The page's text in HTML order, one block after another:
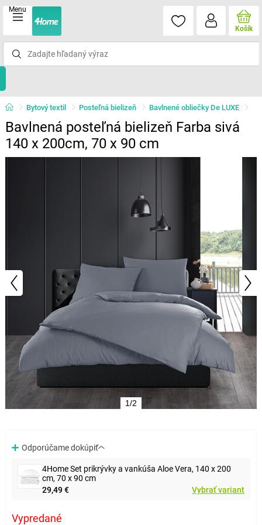
Menu
Košík
Bytový textil Posteľná bielizeň Bavlnené obliečky De LUXE
Bavlnená posteľná bielizeň Farba sivá
140 x 200cm, 70 x 90 cm
1/2
Odporúčame dokúpiť
4Home Set prikrývky a vankúša Aloe Vera, 140 x 200
cm, 70 x 90 cm
29,49 €
Vybrať variant
Vypredané